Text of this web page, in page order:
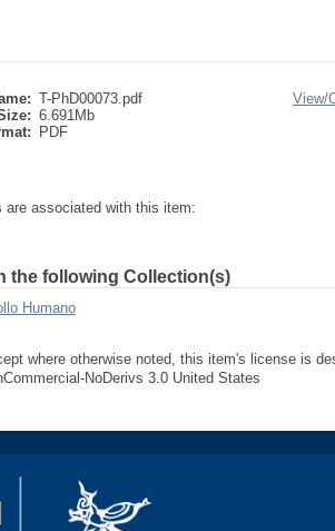
T-PhD00073.pdf
6.691Mb
PDF
View/
are associated with this item:
the following Collection(s)
Humano
where otherwise noted, this item's license is
NoDerivs 3.0 United States